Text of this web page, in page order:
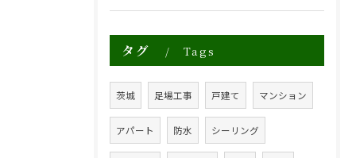
タグ Tags
茨城 足場工事 戸建て マンション
アパート 防水 シーリング